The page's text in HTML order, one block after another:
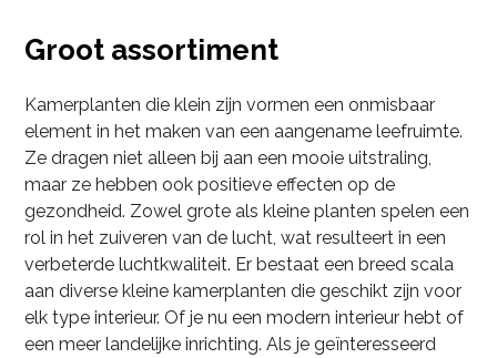
Groot assortiment
Kamerplanten die klein zijn vormen een onmisbaar
element in het maken van een aangename leefruimte.
Ze dragen niet alleen bij aan een mooie uitstraling,
maar ze hebben ook positieve effecten op de
gezondheid. Zowel grote als kleine planten spelen een
rol in het zuiveren van de lucht, wat resulteert in een
verbeterde luchtkwaliteit. Er bestaat een breed scala
aan diverse kleine kamerplanten die geschikt zijn voor
elk type interieur. Of je nu een modern interieur hebt of
een meer landelijke inrichting. Als je geïnteresseerd